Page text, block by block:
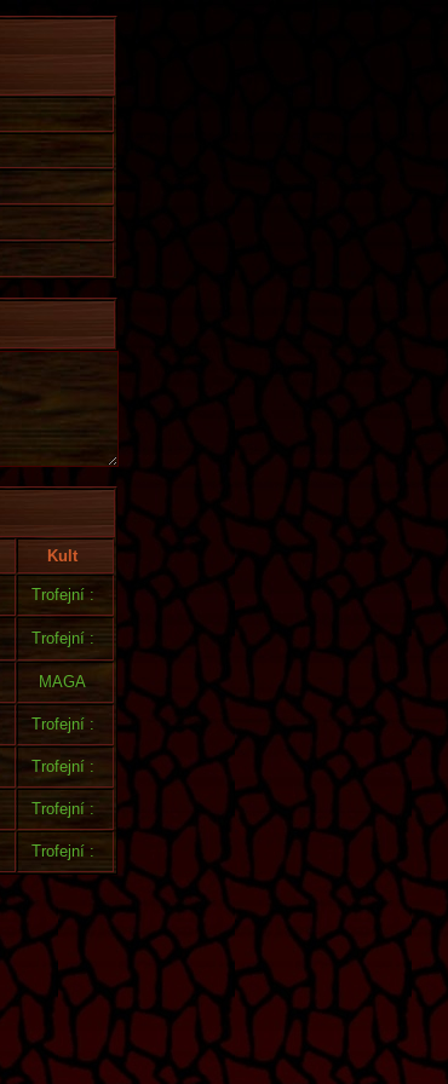
Kult
Trofejní :
Trofejní :
MAGA
Trofejní :
Trofejní :
Trofejní :
Trofejní :